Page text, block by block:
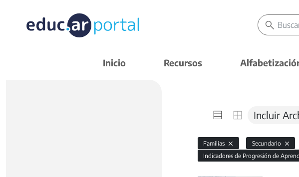
Inicio Recursos
Incluir
Familias Secundario
Indicadores de Progresión de